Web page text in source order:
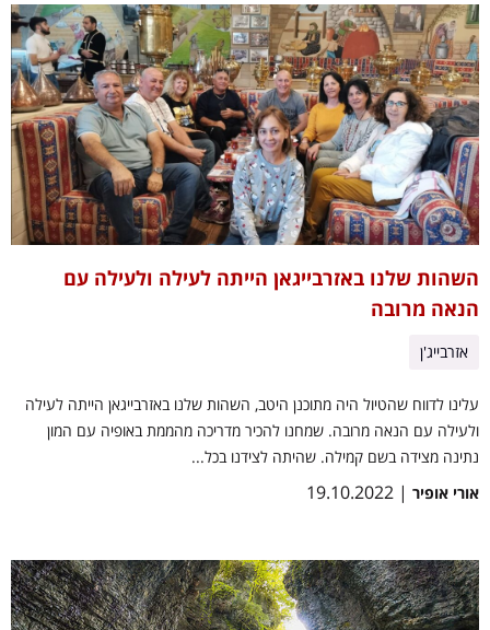
השהות שלנו באזרבייגאן הייתה לעילה ולעילה עם
הנאה מרובה
אזרבייג'ן
עלינו לדווח שהטיול היה מתוכנן היטב, השהות שלנו באזרבייגאן הייתה לעילה
ולעילה עם הנאה מרובה. שמחנו להכיר מדריכה מהממת באופיה עם המון
נתינה מצידה בשם קמילה. שהיתה לצידנו בכל...
אורי אופיר | 19.10.2022